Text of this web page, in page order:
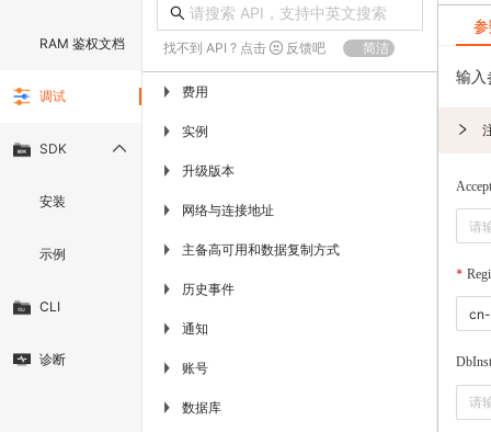
RAM 鉴权文档
调试
SDK
安装
示例
CLI
诊断
找不到 API ? 点击 反馈吧 简洁
▶ 费用
▶ 实例
▶ 升级版本
▶ 网络与连接地址
▶ 主备高可用和数据复制方式
▶ 历史事件
▶ 通知
▶ 账号
▶ 数据库
输入